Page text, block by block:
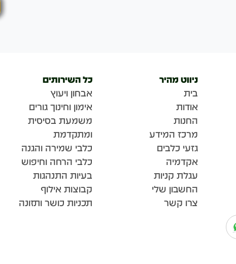
ניווט מהיר
בית
אודות
החנות
מרכז המידע
גזעי כלבים
אקדמיה
עגלת קניות
החשבון שלי
צרו קשר
כל השירותים
אבחון ויעוץ
אימון וחינוך גורים
משמעת בסיסית
ומתקדמת
כלבי שמירה והגנה
כלבי הרחה וחיפוש
בעיות התנהגות
קבוצות אילוף
תכניות כושר ותזונה